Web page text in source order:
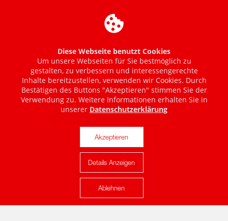
Karte anzeigen
Diese Webseite benutzt Cookies
Um unsere Webseiten für Sie bestmöglich zu
gestalten, zu verbessern und interessengerechte
Inhalte bereitzustellen, verwenden wir Cookies. Durch
Bestätigen des Buttons "Akzeptieren" stimmen Sie der
Verwendung zu. Weitere Informationen erhalten Sie in
unserer Datenschutzerklärung
Akzeptieren
Details Anzeigen
Ablehnen